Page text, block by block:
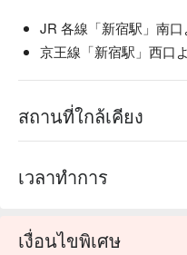
JR 各線「新宿駅」南
京王線「新宿駅」西口
สถานที่ใกล้เคียง
เวลาทำการ
เงื่อนไขพิเศษ